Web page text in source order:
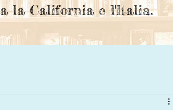
la California e l'Italia.